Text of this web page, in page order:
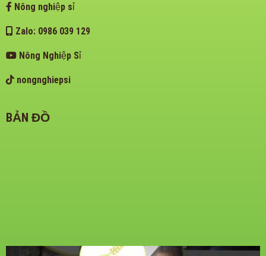
Nông nghiệp sỉ
Zalo: 0986 039 129
Nông Nghiệp Sỉ
nongnghiepsi
BẢN ĐỒ